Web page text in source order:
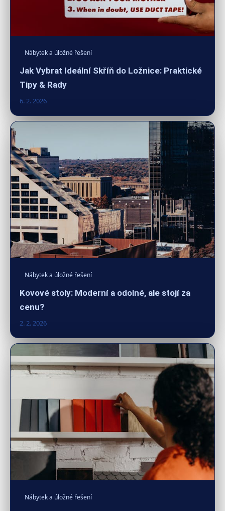
Nábytek a úložné řešení
Jak Vybrat Ideální Skříň do Ložnice: Praktické
Tipy & Rady
6. 2. 2026
Nábytek a úložné řešení
Kovové stoly: Moderní a odolné, ale stojí za
cenu?
2. 2. 2026
Nábytek a úložné řešení